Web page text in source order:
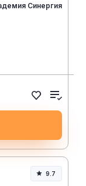
Синергия
9.7